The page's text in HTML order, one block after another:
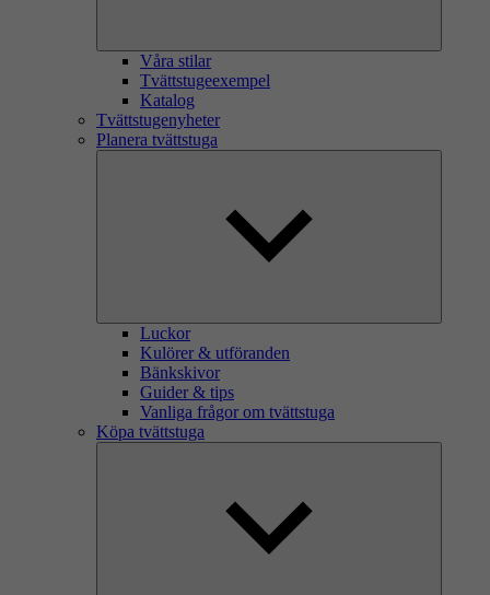
Våra stilar
Tvättstugeexempel
Katalog
Tvättstugenyheter
Planera tvättstuga
Luckor
Kulörer & utföranden
Bänkskivor
Guider & tips
Vanliga frågor om tvättstuga
Köpa tvättstuga